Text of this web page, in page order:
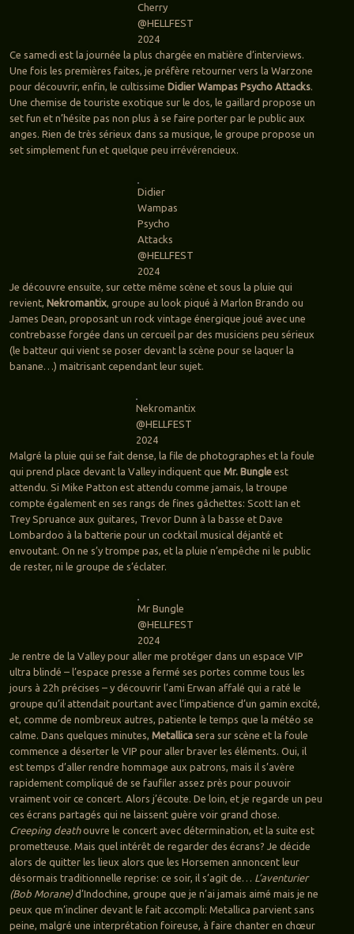
Cherry
@HELLFEST
2024
Ce samedi est la journée la plus chargée en matière d’interviews.
Une fois les premières faites, je préfère retourner vers la Warzone
pour découvrir, enfin, le cultissime Didier Wampas Psycho Attacks.
Une chemise de touriste exotique sur le dos, le gaillard propose un
set fun et n’hésite pas non plus à se faire porter par le public aux
anges. Rien de très sérieux dans sa musique, le groupe propose un
set simplement fun et quelque peu irrévérencieux.
Didier
Wampas
Psycho
Attacks
@HELLFEST
2024
Je découvre ensuite, sur cette même scène et sous la pluie qui
revient, Nekromantix, groupe au look piqué à Marlon Brando ou
James Dean, proposant un rock vintage énergique joué avec une
contrebasse forgée dans un cercueil par des musiciens peu sérieux
(le batteur qui vient se poser devant la scène pour se laquer la
banane…) maitrisant cependant leur sujet.
Nekromantix
@HELLFEST
2024
Malgré la pluie qui se fait dense, la file de photographes et la foule
qui prend place devant la Valley indiquent que Mr. Bungleest
attendu. Si Mike Patton est attendu comme jamais, la troupe
compte également en ses rangs de fines gâchettes: Scott Ian et
Trey Spruance aux guitares, Trevor Dunn à la basse et Dave
Lombardoo à la batterie pour un cocktail musical déjanté et
envoutant. On ne s’y trompe pas, et la pluie n’empêche ni le public
de rester, ni le groupe de s’éclater.
Mr Bungle
@HELLFEST
2024
Je rentre de la Valley pour aller me protéger dans un espace VIP
ultra blindé – l’espace presse a fermé ses portes comme tous les
jours à 22h précises – y découvrir l’ami Erwan affalé qui a raté le
groupe qu’il attendait pourtant avec l’impatience d’un gamin excité,
et, comme de nombreux autres, patiente le temps que la météo se
calme. Dans quelques minutes, Metallica sera sur scène et la foule
commence a déserter le VIP pour aller braver les éléments. Oui, il
est temps d’aller rendre hommage aux patrons, mais il s’avère
rapidement compliqué de se faufiler assez près pour pouvoir
vraiment voir ce concert. Alors j’écoute. De loin, et je regarde un peu
ces écrans partagés qui ne laissent guère voir grand chose.
Creeping deathouvre le concert avec détermination, et la suite est
prometteuse. Mais quel intérêt de regarder des écrans? Je décide
alors de quitter les lieux alors que les Horsemen annoncent leur
désormais traditionnelle reprise: ce soir, il s’agit de… L’aventurier
(Bob Morane)d’Indochine, groupe que je n’ai jamais aimé mais je ne
peux que m’incliner devant le fait accompli: Metallica parvient sans
peine, malgré une interprétation foireuse, à faire chanter en chœur